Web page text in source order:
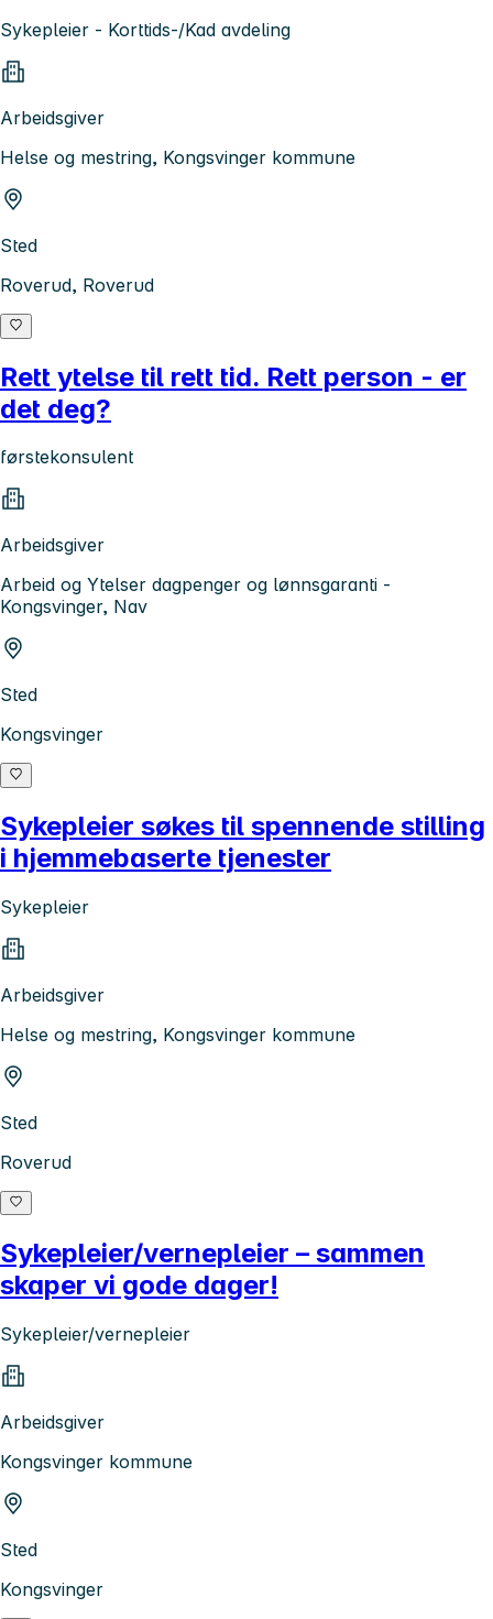
Sykepleier - Korttids-/Kad avdeling
Arbeidsgiver
Helse og mestring, Kongsvinger kommune
Sted
Roverud, Roverud
Rett ytelse til rett tid. Rett person - er
det deg?
førstekonsulent
Arbeidsgiver
Arbeid og Ytelser dagpenger og lønnsgaranti -
Kongsvinger, Nav
Sted
Kongsvinger
Sykepleier søkes til spennende stilling
i hjemmebaserte tjenester
Sykepleier
Arbeidsgiver
Helse og mestring, Kongsvinger kommune
Sted
Roverud
Sykepleier/vernepleier – sammen
skaper vi gode dager!
Sykepleier/vernepleier
Arbeidsgiver
Kongsvinger kommune
Sted
Kongsvinger